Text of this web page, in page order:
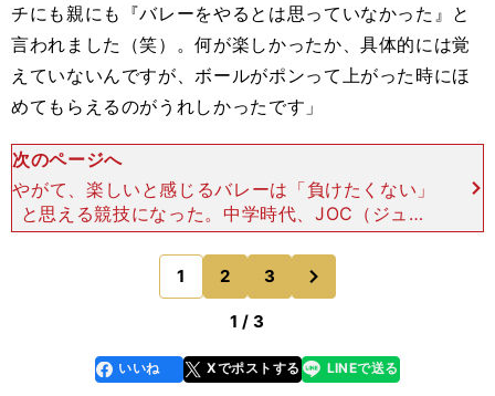
チにも親にも『バレーをやるとは思っていなかった』と
言われました（笑）。何が楽しかったか、具体的には覚
えていないんですが、ボールがポンって上がった時にほ
めてもらえるのがうれしかったです」
次のページへ
やがて、楽しいと感じるバレーは「負けたくない」
と思える競技になった。中学時代、JOC（ジュニ
アオリンピックカップ）に自分ではない選手が選ば
れた時は、無念さに身を焦がした。そこで、高校の
監督に「見返して
1 2 3
1 / 3
faceboo
k
いいね Xでポストする
line LINEで送る